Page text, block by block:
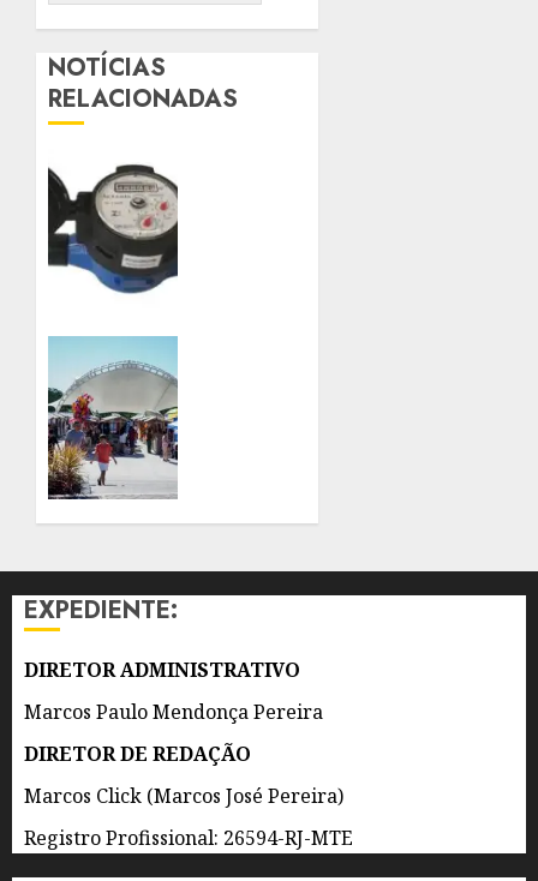
NOTÍCIAS
RELACIONADAS
AGOSTO
DE 2026
0
EXPEDIENTE:
DIRETOR ADMINISTRATIVO
Marcos Paulo Mendonça Pereira
DIRETOR DE REDAÇÃO
Marcos Click (Marcos José Pereira)
Registro Profissional: 26594-RJ-MTE